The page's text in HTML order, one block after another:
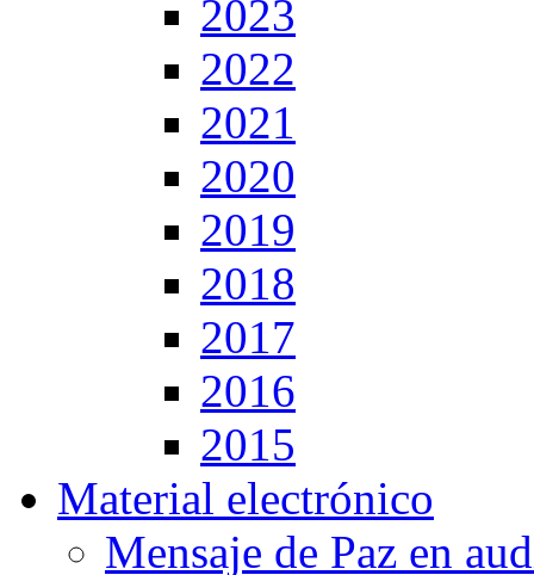
2023
2022
2021
2020
2019
2018
2017
2016
2015
Material electrónico
Mensaje de Paz en